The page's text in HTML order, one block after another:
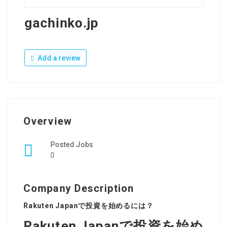
gachinko.jp
Add a review
Overview
Posted Jobs
0
Company Description
Rakuten Japanで投資を始めるには？